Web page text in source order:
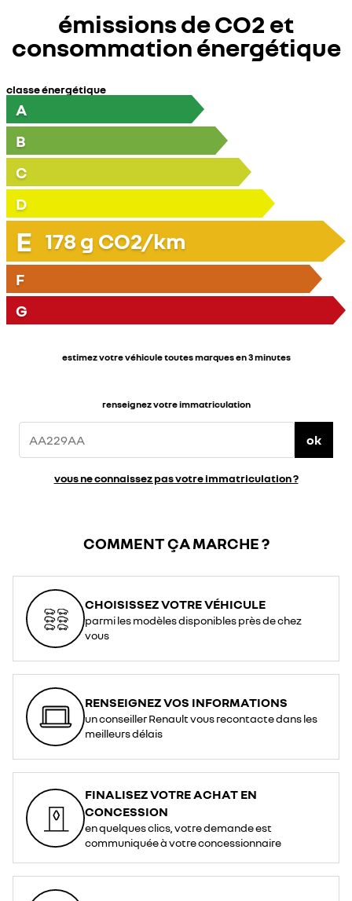
émissions de CO2 et
consommation énergétique
classe énergétique
A
B
C
D
E 178 g CO2/km
F
G
estimez votre véhicule toutes marques en 3 minutes
renseignez votre immatriculation
ok
vous ne connaissez pas votre immatriculation ?
COMMENT ÇA MARCHE ?
CHOISISSEZ VOTRE VÉHICULE
parmi les modèles disponibles près de chez
vous
RENSEIGNEZ VOS INFORMATIONS
un conseiller Renault vous recontacte dans les
meilleurs délais
FINALISEZ VOTRE ACHAT EN
CONCESSION
en quelques clics, votre demande est
communiquée à votre concessionnaire